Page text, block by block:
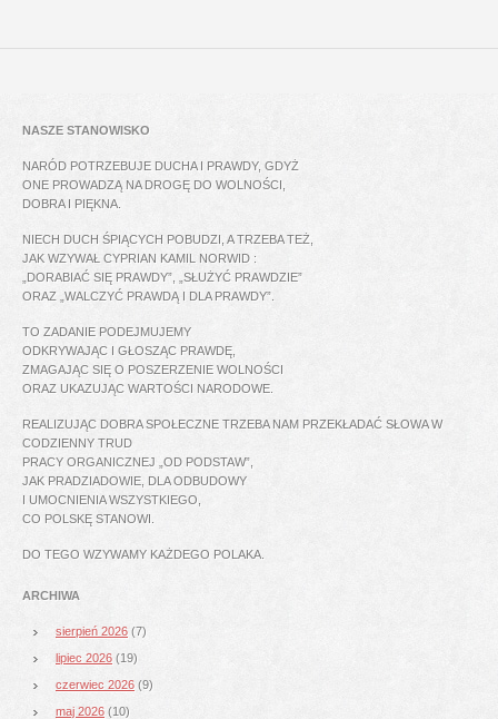
NASZE STANOWISKO
NARÓD POTRZEBUJE DUCHA I PRAWDY, GDYŻ
ONE PROWADZĄ NA DROGĘ DO WOLNOŚCI,
DOBRA I PIĘKNA.
NIECH DUCH ŚPIĄCYCH POBUDZI, A TRZEBA TEŻ,
JAK WZYWAŁ CYPRIAN KAMIL NORWID :
„DORABIAĆ SIĘ PRAWDY”, „SŁUŻYĆ PRAWDZIE”
ORAZ „WALCZYĆ PRAWDĄ I DLA PRAWDY”.
TO ZADANIE PODEJMUJEMY
ODKRYWAJĄC I GŁOSZĄC PRAWDĘ,
ZMAGAJĄC SIĘ O POSZERZENIE WOLNOŚCI
ORAZ UKAZUJĄC WARTOŚCI NARODOWE.
REALIZUJĄC DOBRA SPOŁECZNE TRZEBA NAM PRZEKŁADAĆ SŁOWA W
CODZIENNY TRUD
PRACY ORGANICZNEJ „OD PODSTAW”,
JAK PRADZIADOWIE, DLA ODBUDOWY
I UMOCNIENIA WSZYSTKIEGO,
CO POLSKĘ STANOWI.
DO TEGO WZYWAMY KAŻDEGO POLAKA.
ARCHIWA
sierpień 2026 (7)
lipiec 2026 (19)
czerwiec 2026 (9)
maj 2026 (10)